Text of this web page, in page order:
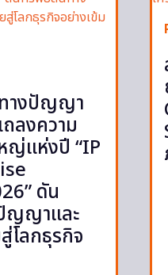
างปัญญา
ลงความ
ญ่แห่งปี “IP
ดัน
ญญาและ
โลกธุรกิจ